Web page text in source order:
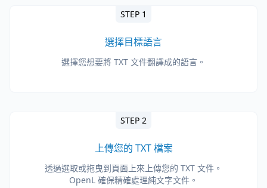
STEP 1
選擇目標語言
選擇您想要將 TXT 文件翻譯成的語言。
STEP 2
上傳您的 TXT 檔案
透過選取或拖曳到頁面上來上傳您的 TXT 文件。
OpenL 確保精確處理純文字文件。